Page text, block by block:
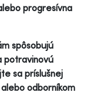
progresívna
spôsobujú
potravinovú
sa príslušnej
odborníkom